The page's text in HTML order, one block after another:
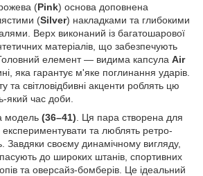
(Pink) основа доповнена
(Silver) накладками та глибокими
Верх виконаний із багатошарової
матеріалів, що забезпечують
Головний елемент — видима капсула Air
яка гарантує м'яке поглинання ударів.
та світловідбивні акценти роблять цю
який час доби.
модель (36–41) . Ця пара створена для
експериментувати та люблять ретро-
Завдяки своєму динамічному вигляду,
до широких штанів, спортивних
та оверсайз-бомберів. Це ідеальний